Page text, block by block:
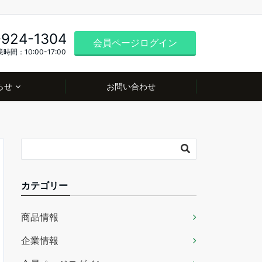
1304
時間：10:00-17:00
会員ページログイン
せ お問い合わせ
カテゴリー
商品情報
企業情報